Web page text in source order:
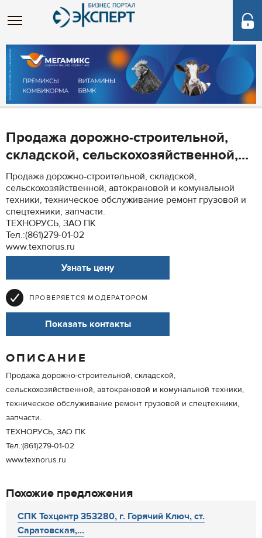
Продажа дорожно-строительной,
складской, сельскохозяйственной,...
Продажа дорожно-строительной, складской,
сельскохозяйственной, автокрановой и комунальной
техники, техническое обслуживание ремонт грузовой и
спецтехники, запчасти.
ТЕХНОРУСЬ, ЗАО ПК
Тел.:(861)279-01-02
www.texnorus.ru
Узнать цену
ПРОВЕРЯЕТСЯ МОДЕРАТОРОМ
Показать контакты
ОПИСАНИЕ
Продажа дорожно-строительной, складской,
сельскохозяйственной, автокрановой и комунальной техники,
техническое обслуживание ремонт грузовой и спецтехники,
запчасти.
ТЕХНОРУСЬ, ЗАО ПК
Тел.:(861)279-01-02
www.texnorus.ru
Похожие предложения
СПК Техцентр 353280, г. Горячий Ключ, ст.
Саратовская,...